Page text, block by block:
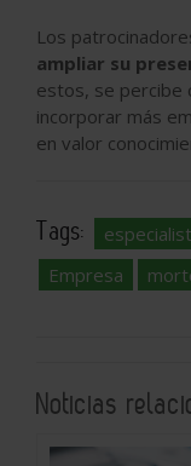
Los
ampliar su
estos, se percibe
incorporar más
en valor
Tags:
Empresa
Noticias